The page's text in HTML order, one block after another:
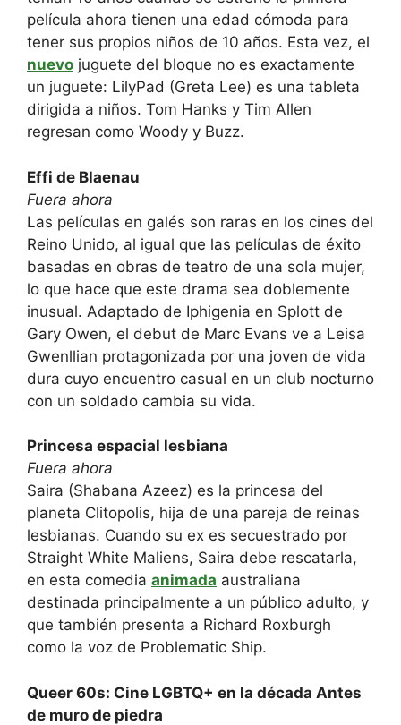
película ahora tienen una edad cómoda para
tener sus propios niños de 10 años. Esta vez, el
nuevo juguete del bloque no es exactamente
un juguete: LilyPad (Greta Lee) es una tableta
dirigida a niños. Tom Hanks y Tim Allen
regresan como Woody y Buzz.
Effi de Blaenau
Fuera ahora
Las películas en galés son raras en los cines del
Reino Unido, al igual que las películas de éxito
basadas en obras de teatro de una sola mujer,
lo que hace que este drama sea doblemente
inusual. Adaptado de Iphigenia en Splott de
Gary Owen, el debut de Marc Evans ve a Leisa
Gwenllian protagonizada por una joven de vida
dura cuyo encuentro casual en un club nocturno
con un soldado cambia su vida.
Princesa espacial lesbiana
Fuera ahora
Saira (Shabana Azeez) es la princesa del
planeta Clitopolis, hija de una pareja de reinas
lesbianas. Cuando su ex es secuestrado por
Straight White Maliens, Saira debe rescatarla,
en esta comedia animada australiana
destinada principalmente a un público adulto, y
que también presenta a Richard Roxburgh
como la voz de Problematic Ship.
Queer 60s: Cine LGBTQ+ en la década Antes
de muro de piedra